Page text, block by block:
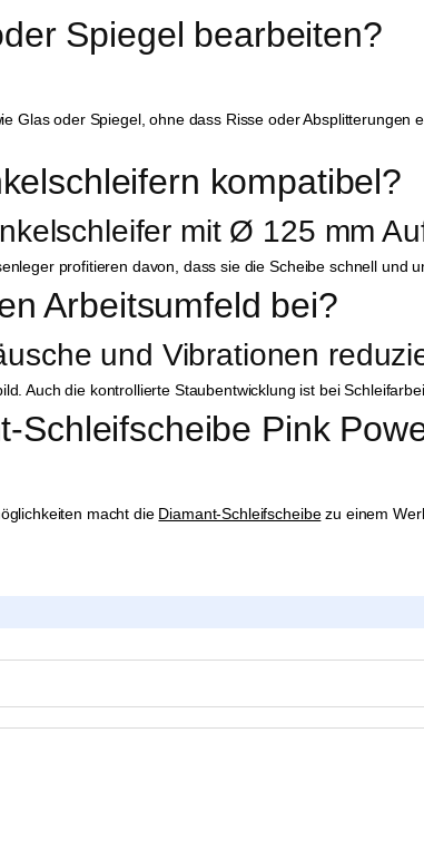
Spiegel bearbeiten?
Glas oder Spiegel, ohne dass Risse oder Absplitterungen
kompatibel?
mit Ø 125 mm
profitieren davon, dass sie die Scheibe schnell und
Arbeitsumfeld bei?
und Vibrationen
Auch die kontrollierte Staubentwicklung ist bei
Schleifscheibe Pink
macht die Diamant-Schleifscheibezu einem